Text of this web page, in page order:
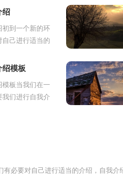
绍
初到一个新的环
自己进行适当的
对自我介绍一
绍模板
模板当我们在一
我们进行自我介
有必要对自己进行适当的介绍，自我